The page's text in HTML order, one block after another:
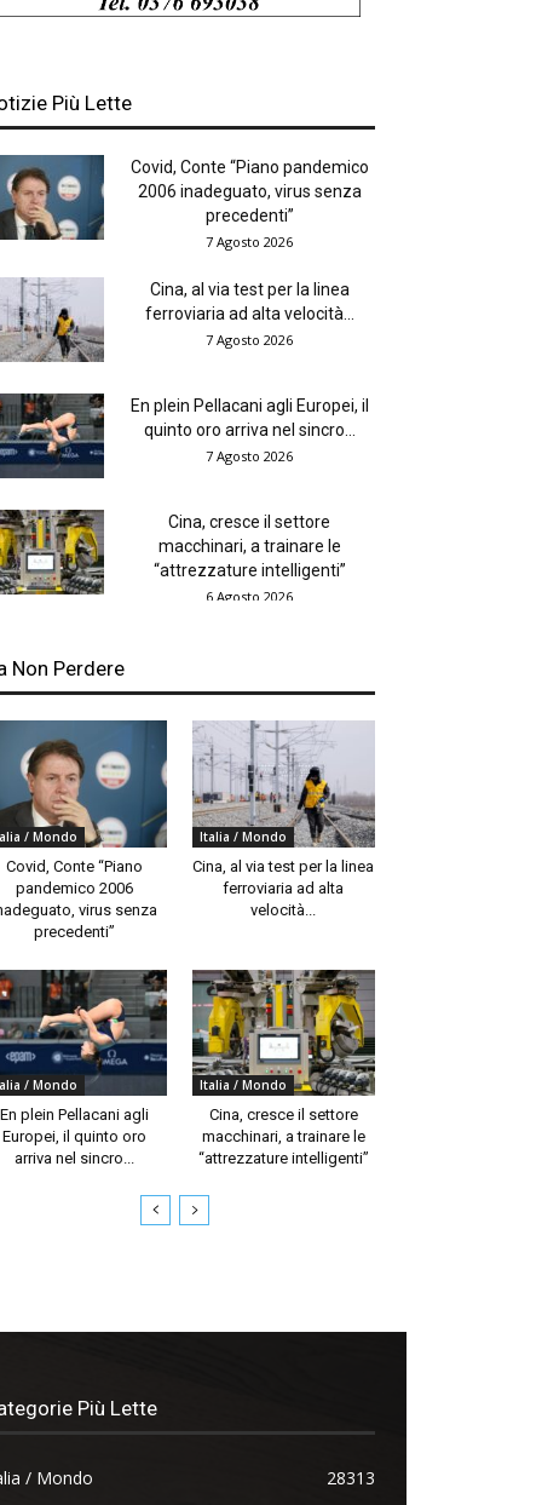
Più Lette
Covid, Conte “Piano pandemico
2006 inadeguato, virus senza
precedenti”
7 Agosto 2026
Cina, al via test per la linea
ferroviaria ad alta velocità...
7 Agosto 2026
En plein Pellacani agli Europei, il
quinto oro arriva nel sincro...
7 Agosto 2026
Cina, cresce il settore
macchinari, a trainare le
“attrezzature intelligenti”
6 Agosto 2026
Non Perdere
/ Mondo
Covid, Conte “Piano
pandemico 2006
virus senza
precedenti”
Italia / Mondo
Cina, al via test per la linea
ferroviaria ad alta
velocità...
/ Mondo
En plein Pellacani agli
Europei, il quinto oro
arriva nel sincro...
Italia / Mondo
Cina, cresce il settore
macchinari, a trainare le
“attrezzature intelligenti”
Più Lette
/ Mondo
28313